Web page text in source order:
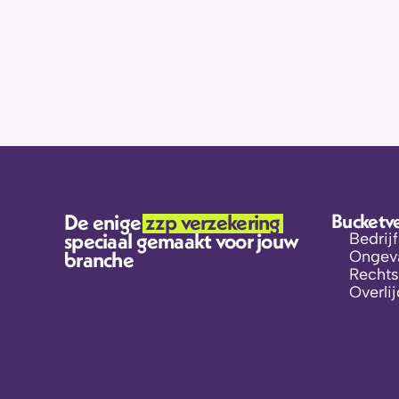
De enige zzp verzekering
speciaal gemaakt voor jouw
branche